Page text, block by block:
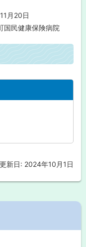
日
国民健康保険病院
新日: 2024年10月1日